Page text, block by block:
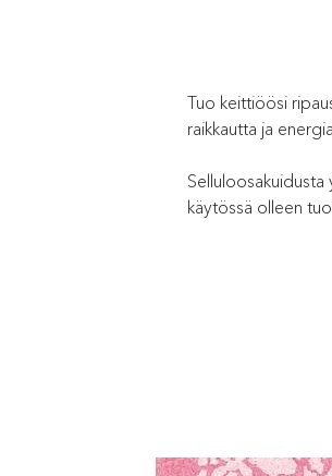
Tuo keittiöösi
raikkautta ja
Selluloosakuidusta
käytössä olleen